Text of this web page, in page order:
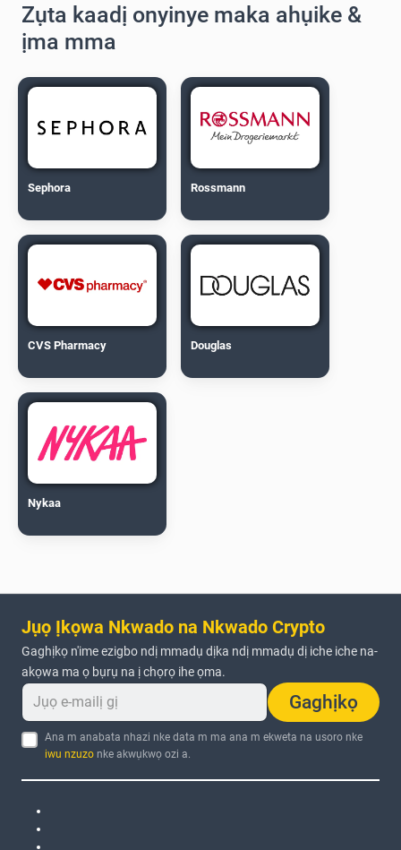
Zụta kaadị onyinye maka ahụike &
ịma mma
Sephora Rossmann
CVS Pharmacy Douglas
Nykaa
Jụọ Ịkọwa Nkwado na Nkwado Crypto
Gaghịkọ n'ime ezigbo ndị mmadụ dịka ndị mmadụ dị iche iche na-
akọwa ma ọ bụrụ na ị chọrọ ihe ọma.
Gaghịkọ
Ana m anabata nhazi nke data m ma ana m ekweta na usoro nke
iwu nzuzo nke akwụkwọ ozi a.